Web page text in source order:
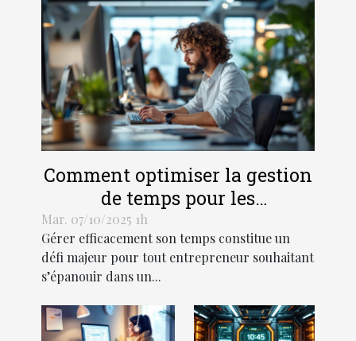
Comment optimiser la gestion
de temps pour les
entrepreneurs ?
Mar. 07/10/2025 1h
Gérer efficacement son temps constitue un
défi majeur pour tout entrepreneur souhaitant
s’épanouir dans un...